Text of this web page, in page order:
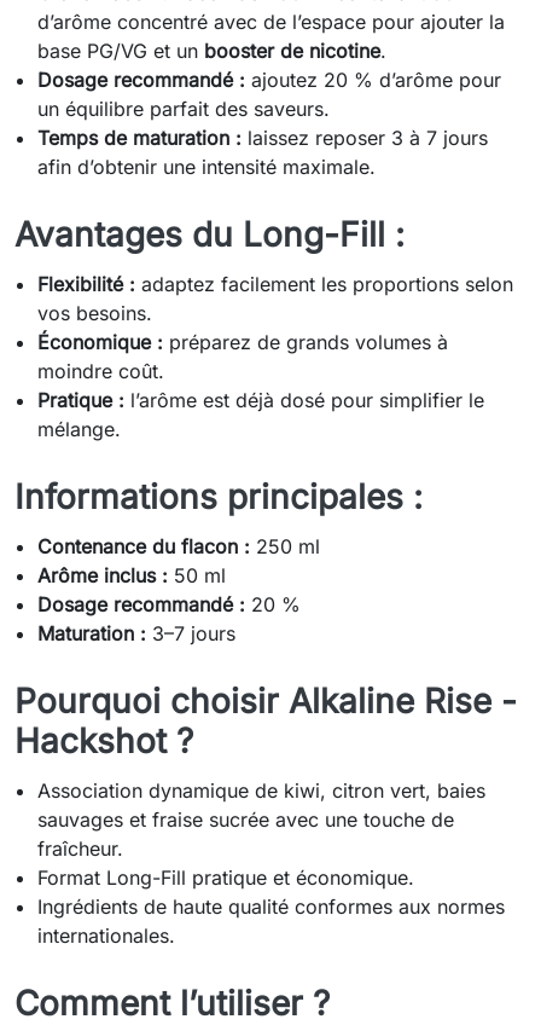
d’arôme concentré avec de l’espace pour ajouter la
base PG/VG et un booster de nicotine.
Dosage recommandé : ajoutez 20 % d’arôme pour
un équilibre parfait des saveurs.
Temps de maturation : laissez reposer 3 à 7 jours
afin d’obtenir une intensité maximale.
Avantages du Long-Fill :
Flexibilité : adaptez facilement les proportions selon
vos besoins.
Économique : préparez de grands volumes à
moindre coût.
Pratique : l’arôme est déjà dosé pour simplifier le
mélange.
Informations principales :
Contenance du flacon : 250 ml
Arôme inclus : 50 ml
Dosage recommandé : 20 %
Maturation : 3–7 jours
Pourquoi choisir Alkaline Rise -
Hackshot ?
Association dynamique de kiwi, citron vert, baies
sauvages et fraise sucrée avec une touche de
fraîcheur.
Format Long-Fill pratique et économique.
Ingrédients de haute qualité conformes aux normes
internationales.
Comment l’utiliser ?